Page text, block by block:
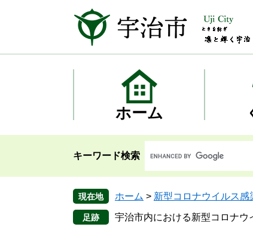
本
ホーム
キーワード検索
現在地 ホーム > 新型コロナウイルス感
宇治市内における新型コロナ